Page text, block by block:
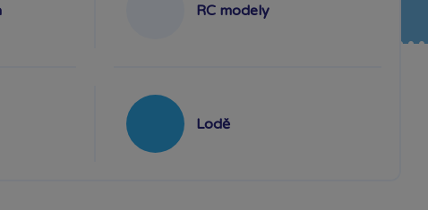
RC modely
Lodě